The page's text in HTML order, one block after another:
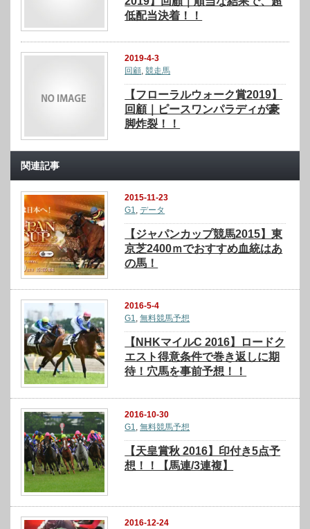
低配当決着！！
2019-4-3
回顧,競走馬
【フローラルウォーク賞2019】
回顧｜ピースワンパラディが豪
脚炸裂！！
関連記事
2015-11-23
G1,データ
【ジャパンカップ競馬2015】東
京芝2400ｍでおすすめ血統はあ
の馬！
2016-5-4
G1,無料競馬予想
【NHKマイルC 2016】ロードク
エスト得意条件で巻き返しに期
待！穴馬を事前予想！！
2016-10-30
G1
,無料競馬予想
【天皇賞秋 2016】印付き5点予
想！！【馬連/3連複】
2016-12-24